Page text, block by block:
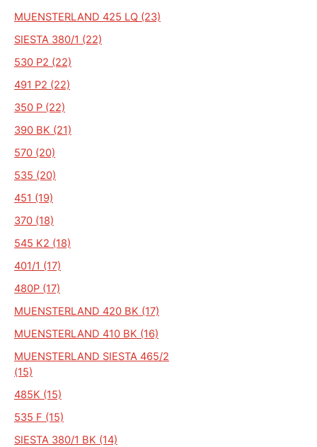
MUENSTERLAND 425 LQ (23)
SIESTA 380/1 (22)
530 P2 (22)
491 P2 (22)
350 P (22)
390 BK (21)
570 (20)
535 (20)
451 (19)
370 (18)
545 K2 (18)
401/1 (17)
480P (17)
MUENSTERLAND 420 BK (17)
MUENSTERLAND 410 BK (16)
MUENSTERLAND SIESTA 465/2
(15)
485K (15)
535 F (15)
SIESTA 380/1 BK (14)